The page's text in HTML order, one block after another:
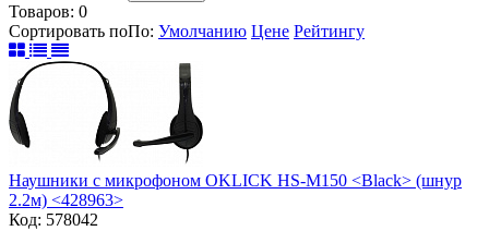
Товаров: 0
Сортировать поПо: Умолчанию Цене Рейтингу
Наушники с микрофоном OKLICK HS-M150 <Black> (шнур
2.2м) <428963>
Код: 578042